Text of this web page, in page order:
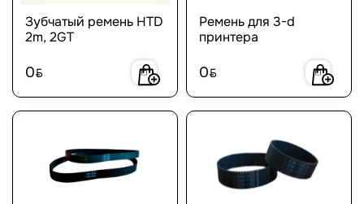
Зубчатый ремень HTD
2m, 2GT
0BYN
Ремень для 3-d
принтера
0BYN